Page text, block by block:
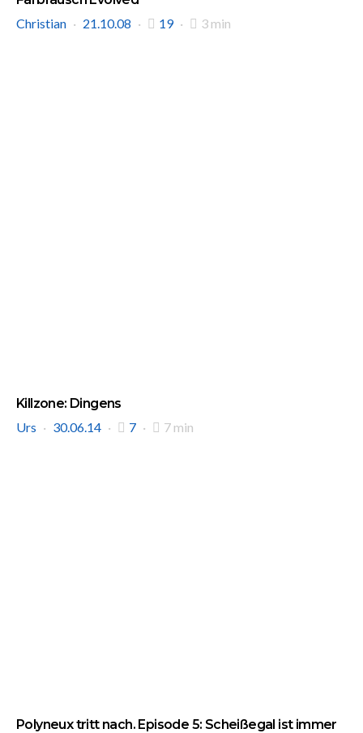
Christian
21.10.08 19 3 min
Killzone: Dingens
Urs
30.06.14 7 7 min
Polyneux tritt nach. Episode 5: Scheißegal ist immer